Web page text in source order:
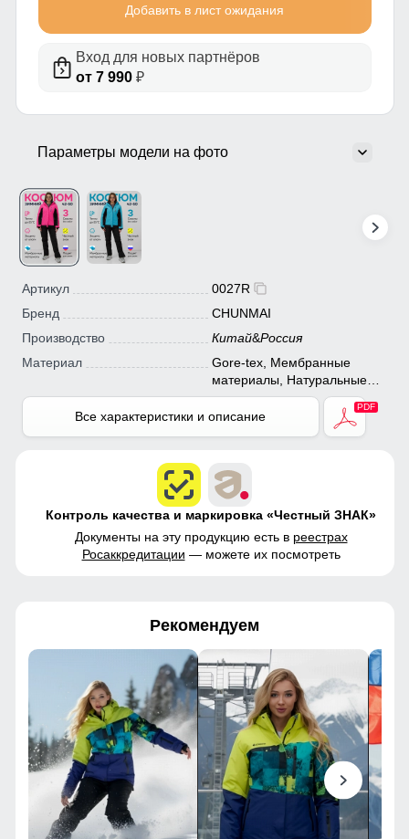
Добавить в лист ожидания
Вход для новых партнёров
от 7 990₽
Параметры модели на фото
Артикул
0027R
Бренд
CHUNMAI
Производство
Китай&Россия
Материал
Gore-tex, Мембранные
материалы, Натуральные
материалы, Полиэстер,
Плащевка, Тефлон,
Экологичные материалы
Все характеристики и описание
Контроль качества и маркировка «Честный ЗНАК»
Документы на эту продукцию есть в реестрах
Росаккредитации — можете их посмотреть
Рекомендуем